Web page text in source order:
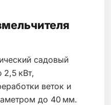
садовый
2,5 кВт,
веток и
до 40 мм.